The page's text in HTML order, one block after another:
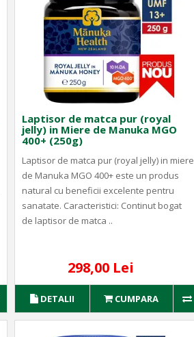
Laptisor de matca pur (royal
jelly) in Miere de Manuka MGO
400+ (250g)
Laptisor de matca pur (royal jelly) in miere
de Manuka MGO 400+ este un produs
natural cu beneficii excelente pentru
sanatate. Caracteristici: Continut bogat
de laptisor de matca ..
298,00 Lei
DETALII CUMPARA